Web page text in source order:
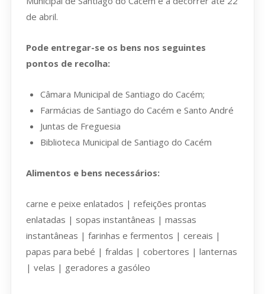
de abril.
Pode entregar-se os bens nos seguintes
pontos de recolha:
Câmara Municipal de Santiago do Cacém;
Farmácias de Santiago do Cacém e Santo André
Juntas de Freguesia
Biblioteca Municipal de Santiago do Cacém
Alimentos e bens necessários:
carne e peixe enlatados | refeições prontas
enlatadas | sopas instantâneas | massas
instantâneas | farinhas e fermentos | cereais |
papas para bebé | fraldas | cobertores | lanternas
| velas | geradores a gasóleo